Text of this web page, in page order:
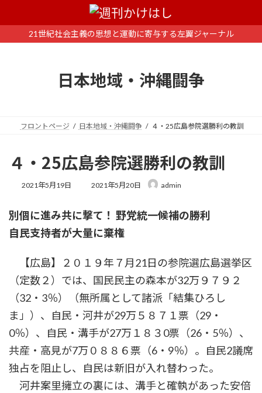
ン
ー
21世紀社会主義の思想と運動に寄与する左翼ジャーナル
日本地域・沖縄闘争
フロントページ 日本地域・沖縄闘争 ４・25広島参院選勝利の教訓
４・25広島参院選勝利の教訓
2021年5月19日
最
新
時
2021年5月20日 admin
別個に進み共に撃て！ 野党統一候補の勝利
自民支持者が大量に棄権
【広島】２０１９年７月21日の参院選広島選挙区
（定数２）では、国民民主の森本が32万９７９２
（32・3％）（無所属として諸派「結集ひろし
ま」）、自民・河井が29万５８７１票（29・
0％）、自民・溝手が27万１８３0票（26・5％）、
共産・高見が7万０８８６票（6・9％）。自民2議席
独占を阻止し、自民は新旧が入れ替わった。
河井案里擁立の裏には、溝手と確執があった安倍